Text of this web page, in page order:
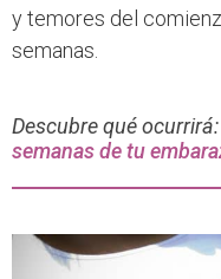
y temores del
semanas.
Descubre qué ocurrirá:
semanas de tu